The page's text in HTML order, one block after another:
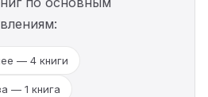
— 4 книги
— 1 книга